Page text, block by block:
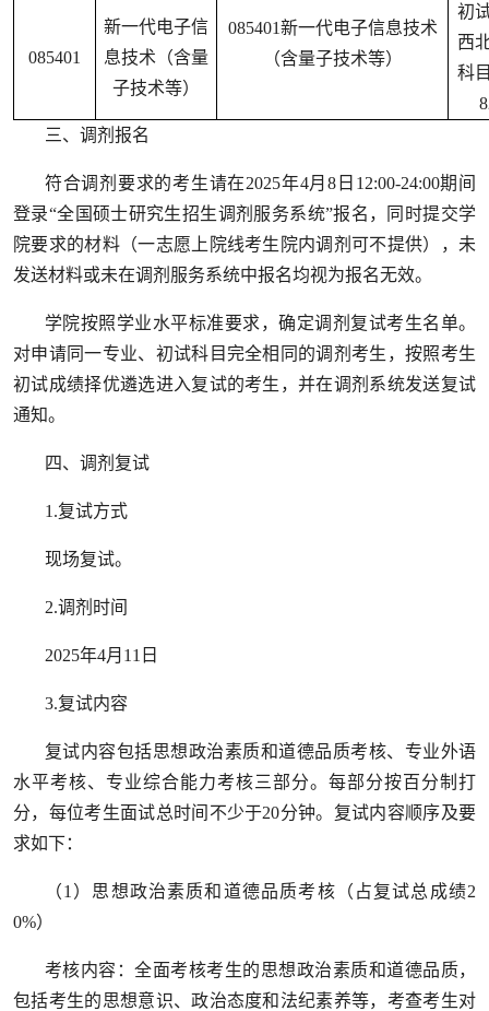
085401
新一代电子信
息技术（含量
子技术等）
085401新一代电子信息技术
（含量子技术等）
初
西
科
三、调剂报名
符合调剂要求的考生请在2025年4月8日12:00-24:00期间
登录“全国硕士研究生招生调剂服务系统”报名，同时提交学
院要求的材料（一志愿上院线考生院内调剂可不提供），未
发送材料或未在调剂服务系统中报名均视为报名无效。
学院按照学业水平标准要求，确定调剂复试考生名单。
对申请同一专业、初试科目完全相同的调剂考生，按照考生
初试成绩择优遴选进入复试的考生，并在调剂系统发送复试
通知。
四、调剂复试
1.复试方式
现场复试。
2.调剂时间
2025年4月11日
3.复试内容
复试内容包括思想政治素质和道德品质考核、专业外语
水平考核、专业综合能力考核三部分。每部分按百分制打
分，每位考生面试总时间不少于20分钟。复试内容顺序及要
求如下：
（1）思想政治素质和道德品质考核（占复试总成绩2
0%）
考核内容：全面考核考生的思想政治素质和道德品质，
包括考生的思想意识、政治态度和法纪素养等，考查考生对